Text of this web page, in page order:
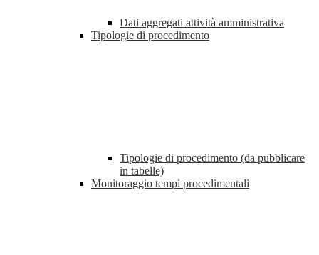
Dati aggregati attività amministrativa
Tipologie di procedimento
Tipologie di procedimento (da pubblicare
in tabelle)
Monitoraggio tempi procedimentali